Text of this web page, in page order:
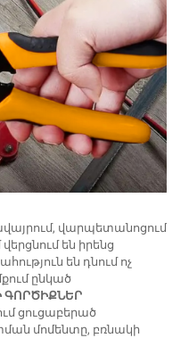
վարպետանոցում
են իրենց
են դնում ոչ
ընկած
ԳՈՐԾԻՔՆԵՐ
ցուցաբերած
մոմենտը, բռնակի